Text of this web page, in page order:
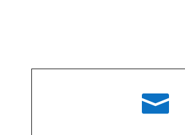
